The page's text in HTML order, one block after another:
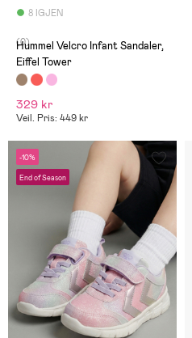
8 IGJEN
(0)
Hummel Velcro Infant Sandaler,
Eiffel Tower
329 kr
Veil. Pris: 449 kr
-10%
End of Season